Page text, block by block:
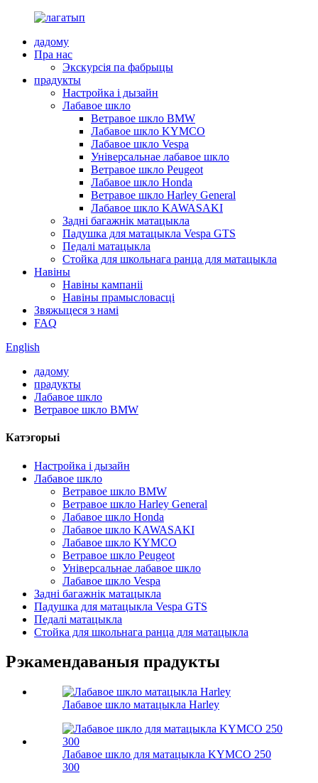
дадому
Пра нас
Экскурсія па фабрыцы
прадукты
Настройка і дызайн
Лабавое шкло
Ветравое шкло BMW
Лабавое шкло KYMCO
Лабавое шкло Vespa
Універсальнае лабавое шкло
Ветравое шкло Peugeot
Лабавое шкло Honda
Ветравое шкло Harley General
Лабавое шкло KAWASAKI
Задні багажнік матацыкла
Падушка для матацыкла Vespa GTS
Педалі матацыкла
Стойка для школьнага ранца для матацыкла
Навіны
Навіны кампаніі
Навіны прамысловасці
Звяжыцеся з намі
FAQ
English
дадому
прадукты
Лабавое шкло
Ветравое шкло BMW
Катэгорыі
Настройка і дызайн
Лабавое шкло
Ветравое шкло BMW
Ветравое шкло Harley General
Лабавое шкло Honda
Лабавое шкло KAWASAKI
Лабавое шкло KYMCO
Ветравое шкло Peugeot
Універсальнае лабавое шкло
Лабавое шкло Vespa
Задні багажнік матацыкла
Падушка для матацыкла Vespa GTS
Педалі матацыкла
Стойка для школьнага ранца для матацыкла
Рэкамендаваныя прадукты
Лабавое шкло матацыкла Harley
Лабавое шкло для матацыкла KYMCO 250
300